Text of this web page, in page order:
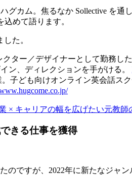
カム。焦るなか Sollective を
めて語ります。
た。
ター／デザイナーとして勤務し
ン、ディレクションを手がける。
子ども向けオンライン英会話ス
× キャリアの幅を広げたい元教師
きる仕事を獲得
ですが、2022年に新たなジャ